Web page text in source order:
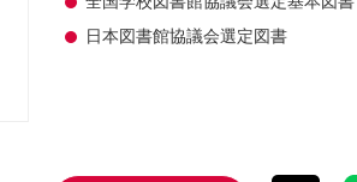
日本図書館協議会選定図書